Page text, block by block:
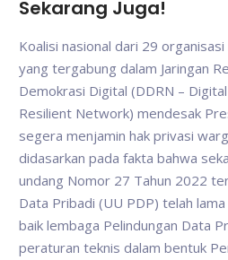
Sekarang Juga!
Koalisi nasional dari 29
yang tergabung dalam Jaringan
Demokrasi Digital (DDRN –
Resilient Network) mendesak
segera menjamin hak privasi
didasarkan pada fakta bahwa
undang Nomor 27 Tahun 2022
Data Pribadi (UU PDP) telah
baik lembaga Pelindungan Data
peraturan teknis dalam bentuk